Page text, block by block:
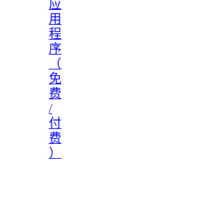
应
用
程
序
（
免
费
/
付
费
）